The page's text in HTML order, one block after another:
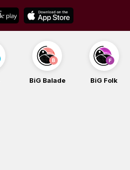
BiG Balade BiG Folk